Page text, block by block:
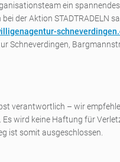
ein
der Aktion STADTRADELN
Schneverdingen,
verantwortlich – wir
wird keine Haftung für
ist somit ausgeschlossen.